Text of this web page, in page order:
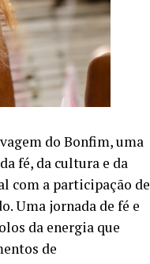
do Bonfim, uma
fé, da cultura e da
com a participação de
Uma jornada de fé e
da energia que
de